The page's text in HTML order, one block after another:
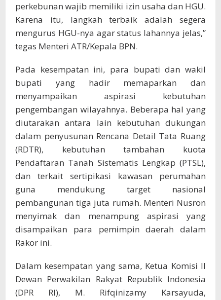
perkebunan wajib memiliki izin usaha dan HGU.
Karena itu, langkah terbaik adalah segera
mengurus HGU-nya agar status lahannya jelas,”
tegas Menteri ATR/Kepala BPN.
Pada kesempatan ini, para bupati dan wakil
bupati yang hadir memaparkan dan
menyampaikan aspirasi kebutuhan
pengembangan wilayahnya. Beberapa hal yang
diutarakan antara lain kebutuhan dukungan
dalam penyusunan Rencana Detail Tata Ruang
(RDTR), kebutuhan tambahan kuota
Pendaftaran Tanah Sistematis Lengkap (PTSL),
dan terkait sertipikasi kawasan perumahan
guna mendukung target nasional
pembangunan tiga juta rumah. Menteri Nusron
menyimak dan menampung aspirasi yang
disampaikan para pemimpin daerah dalam
Rakor ini.
Dalam kesempatan yang sama, Ketua Komisi II
Dewan Perwakilan Rakyat Republik Indonesia
(DPR RI), M. Rifqinizamy Karsayuda,